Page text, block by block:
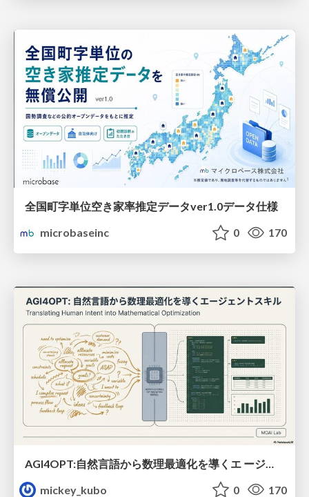
全国町字単位空き家率推定データver1.0データ仕様
microbaseinc
0 170
mickey_kubo
0 170